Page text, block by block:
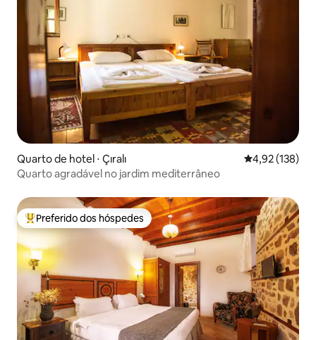
Quarto de hotel ⋅ Çıralı 4,92 de uma
4,92 (138)
Quarto agradável no jardim mediterrâneo
Entre os melhores preferidos dos hóspedes
Preferido dos hóspedes